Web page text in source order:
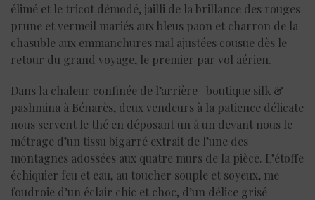
élimé et le tricot démodé, jailli de la brillance des rouges
prune et vermeil mariés aux bleus paon et charron de la
chasuble aux emmanchures mal ajustées cousue dès le
retour du grand voyage, le premier par vol aérien.
Dans la chaleur confinée de l’arrière- boutique silk &
pashmina à Bénarès, deux vendeurs à la patience délicate
nous servent le thé en déposant un à un devant nous le
métrage d’un tissu bigarré extrait de l’une des
montagnes adossées aux quatre murs de la pièce. L’étoffe
échiquier feu et eau, au toucher souple et soyeux, me
foudroie d’un éclair chic et choc, d’un délice grisé